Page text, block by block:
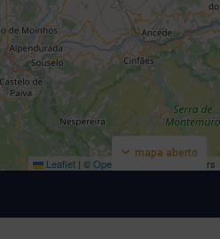
Leaflet | ©OpenStreetMap contributors
mapa aberto